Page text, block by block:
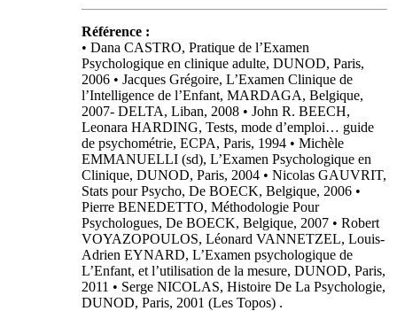
Référence :
• Dana CASTRO, Pratique de l’Examen
Psychologique en clinique adulte, DUNOD, Paris,
2006 • Jacques Grégoire, L’Examen Clinique de
l’Intelligence de l’Enfant, MARDAGA, Belgique,
2007- DELTA, Liban, 2008 • John R. BEECH,
Leonara HARDING, Tests, mode d’emploi… guide
de psychométrie, ECPA, Paris, 1994 • Michèle
EMMANUELLI (sd), L’Examen Psychologique en
Clinique, DUNOD, Paris, 2004 • Nicolas GAUVRIT,
Stats pour Psycho, De BOECK, Belgique, 2006 •
Pierre BENEDETTO, Méthodologie Pour
Psychologues, De BOECK, Belgique, 2007 • Robert
VOYAZOPOULOS, Léonard VANNETZEL, Louis-
Adrien EYNARD, L’Examen psychologique de
L’Enfant, et l’utilisation de la mesure, DUNOD, Paris,
2011 • Serge NICOLAS, Histoire De La Psychologie,
DUNOD, Paris, 2001 (Les Topos) .